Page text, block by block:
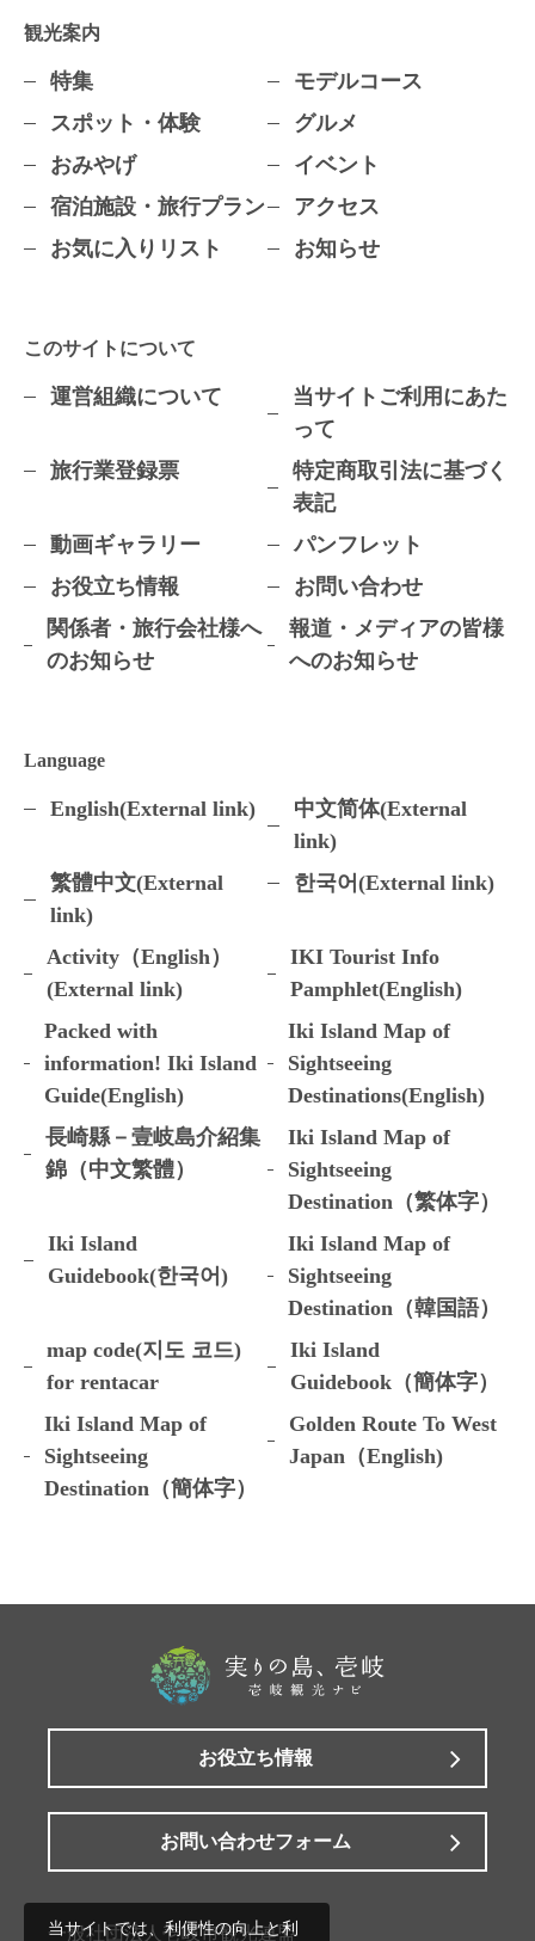
観光案内
特集
モデルコース
スポット・体験
グルメ
おみやげ
イベント
宿泊施設・旅行プラン
アクセス
お気に入りリスト
お知らせ
このサイトについて
運営組織について
当サイトご利用にあた
って
旅行業登録票
特定商取引法に基づく
表記
動画ギャラリー
パンフレット
お役立ち情報
お問い合わせ
関係者・旅行会社様へ
のお知らせ
報道・メディアの皆様
へのお知らせ
Language
English(External link)
中文简体(External
link)
繁體中文(External
link)
한국어(External link)
Activity（English）
(External link)
IKI Tourist Info
Pamphlet(English)
Packed with
information! Iki Island
Guide(English)
Iki Island Map of
Sightseeing
Destinations(English)
長崎縣－壹岐島介紹集
錦（中文繁體）
Iki Island Map of
Sightseeing
Destination（繁体字）
Iki Island
Guidebook(한국어)
Iki Island Map of
Sightseeing
Destination（韓国語）
map code(지도 코드)
for rentacar
Iki Island
Guidebook（簡体字）
Iki Island Map of
Sightseeing
Destination（簡体字）
Golden Route To West
Japan（English)
お役立ち情報
お問い合わせフォーム
一般社団法人壱岐市観光連盟
当サイトでは、利便性の向上と利